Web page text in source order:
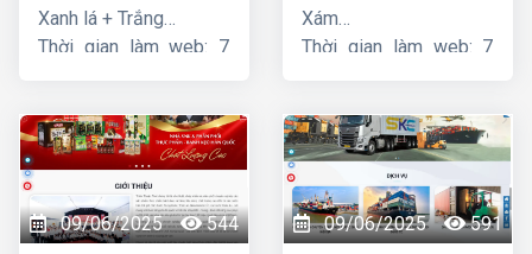
Xanh lá + Trắng
Thời gian làm web: 7
Xám
Thời gian làm web: 7
09/06/2025 544 09/06/2025 591